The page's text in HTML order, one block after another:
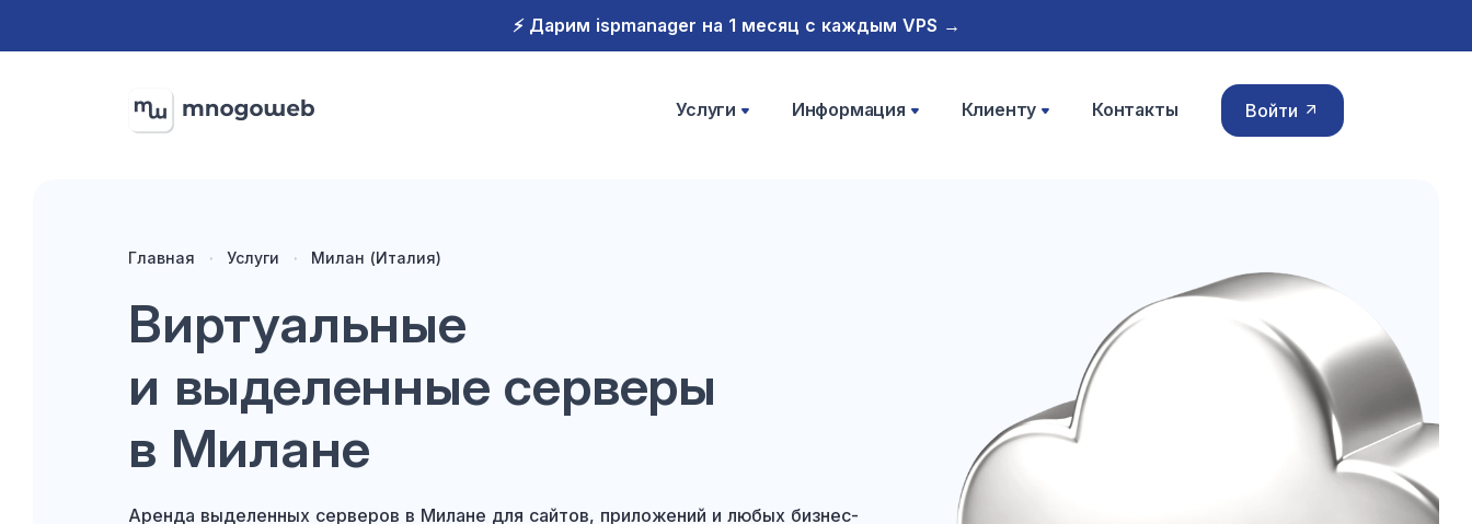
⚡️ Дарим ispmanager на 1 месяц с каждым VPS →
Услуги Информация Клиенту Контакты Войти
Главная Услуги Милан (Италия)
Виртуальные
и выделенные серверы
в Милане
Аренда выделенных серверов в Милане для сайтов, приложений и любых бизнес-